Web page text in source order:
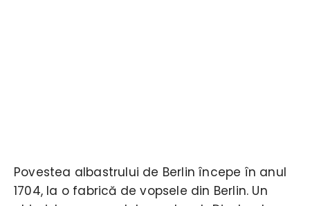
Povestea albastrului de Berlin începe în anul
1704, la o fabrică de vopsele din Berlin. Un